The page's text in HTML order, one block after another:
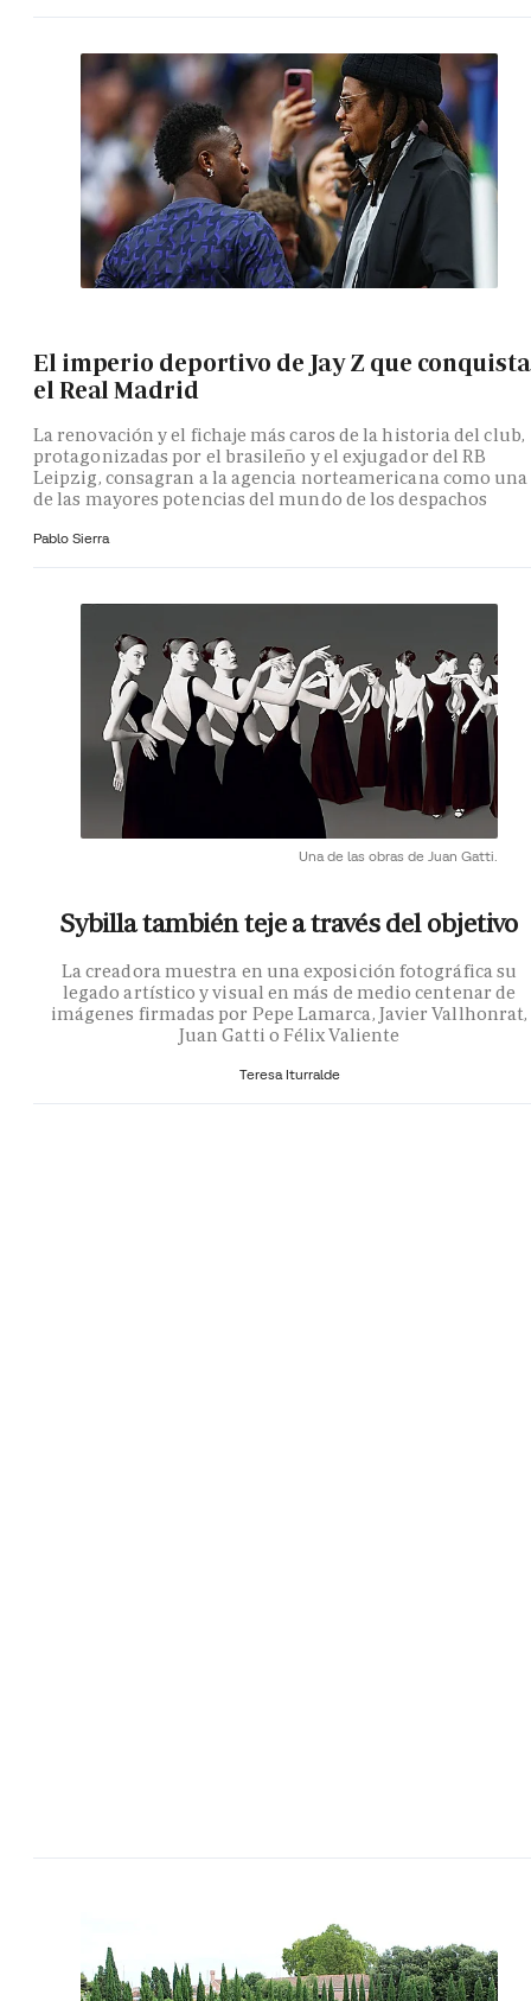
El imperio deportivo de Jay Z que conquista
el Real Madrid
La renovación y el fichaje más caros de la historia del club,
protagonizadas por el brasileño y el exjugador del RB
Leipzig, consagran a la agencia norteamericana como una
de las mayores potencias del mundo de los despachos
Pablo Sierra
Una de las obras de Juan Gatti.
Sybilla también teje a través del objetivo
La creadora muestra en una exposición fotográfica su
legado artístico y visual en más de medio centenar de
imágenes firmadas por Pepe Lamarca, Javier Vallhonrat,
Juan Gatti o Félix Valiente
Teresa Iturralde